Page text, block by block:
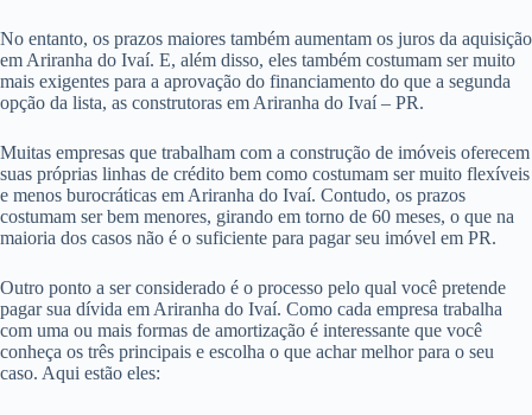
No entanto, os prazos maiores também aumentam os juros da aquisição
em Ariranha do Ivaí. E, além disso, eles também costumam ser muito
mais exigentes para a aprovação do financiamento do que a segunda
opção da lista, as construtoras em Ariranha do Ivaí – PR.
Muitas empresas que trabalham com a construção de imóveis oferecem
suas próprias linhas de crédito bem como costumam ser muito flexíveis
e menos burocráticas em Ariranha do Ivaí. Contudo, os prazos
costumam ser bem menores, girando em torno de 60 meses, o que na
maioria dos casos não é o suficiente para pagar seu imóvel em PR.
Outro ponto a ser considerado é o processo pelo qual você pretende
pagar sua dívida em Ariranha do Ivaí. Como cada empresa trabalha
com uma ou mais formas de amortização é interessante que você
conheça os três principais e escolha o que achar melhor para o seu
caso. Aqui estão eles: